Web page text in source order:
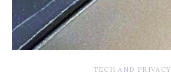
TECH AND PRIVACY